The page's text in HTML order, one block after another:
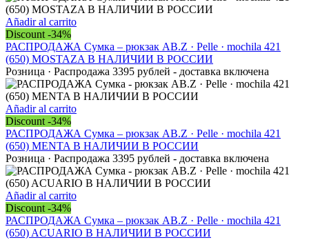
Añadir al carrito
Discount -34%
РАСПРОДАЖА Сумка – рюкзак AB.Z · Pelle · mochila 421
(650) MOSTAZA В НАЛИЧИИ В РОССИИ
Розница · Распродажа 3395 рублей - доставка включена
Añadir al carrito
Discount -34%
РАСПРОДАЖА Сумка – рюкзак AB.Z · Pelle · mochila 421
(650) MENTA В НАЛИЧИИ В РОССИИ
Розница · Распродажа 3395 рублей - доставка включена
Añadir al carrito
Discount -34%
РАСПРОДАЖА Сумка – рюкзак AB.Z · Pelle · mochila 421
(650) ACUARIO В НАЛИЧИИ В РОССИИ